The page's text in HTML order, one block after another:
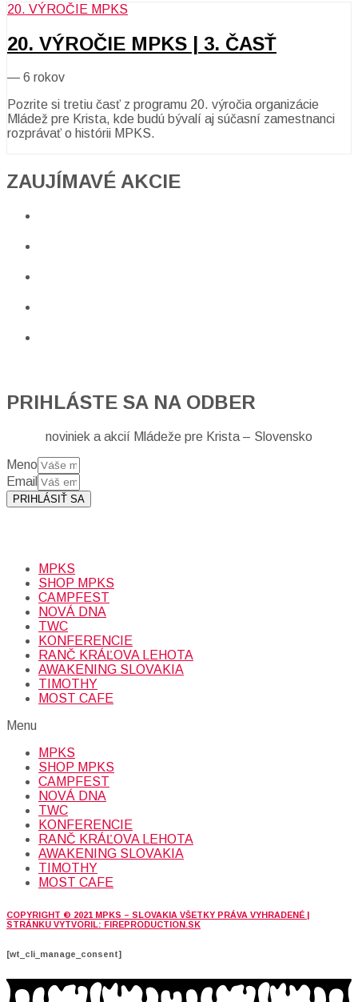
20. VÝROČIE MPKS
20. VÝROČIE MPKS | 3. ČASŤ
— 6 rokov
Pozrite si tretiu časť z programu 20. výročia organizácie
Mládež pre Krista, kde budú bývalí aj súčasní zamestnanci
rozprávať o histórii MPKS.
ZAUJÍMAVÉ AKCIE​
PRIHLÁSTE SA NA ODBER
noviniek a akcií Mládeže pre Krista – Slovensko
Meno
Email
PRIHLÁSIŤ SA
MPKS
SHOP MPKS
CAMPFEST
NOVÁ DNA
TWC
KONFERENCIE
RANČ KRÁĽOVA LEHOTA
AWAKENING SLOVAKIA
TIMOTHY
MOST CAFE
Menu
MPKS
SHOP MPKS
CAMPFEST
NOVÁ DNA
TWC
KONFERENCIE
RANČ KRÁĽOVA LEHOTA
AWAKENING SLOVAKIA
TIMOTHY
MOST CAFE
COPYRIGHT © 2021 MPKS – SLOVAKIA VŠETKY PRÁVA VYHRADENÉ |
STRÁNKU VYTVORIL: FIREPRODUCTION.SK
[wt_cli_manage_consent]